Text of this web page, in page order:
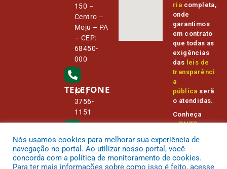
150 –
Centro –
Moju – PA
– CEP:
68450-
000
TELEFONE
(91)
3756-
1151
E-MAIL
camara@
cmmoju.p
a.gov.br
ria completa,
onde
garantimos
em contrato
que todas as
exigências
das leis de
transparênci
a
pública serã
o atendidas.
Conheça
oPNTPe
Transparênc
ia Pública
Nós usamos cookies para melhorar sua experiência de
navegação no portal. Ao utilizar nosso portal, você
concorda com a política de monitoramento de cookies.
Para ter mais informações sobre como isso é feito, acesse